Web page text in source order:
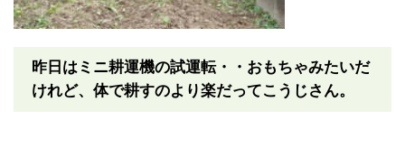
昨日はミニ耕運機の試運転・・おもちゃみたいだ
けれど、体で耕すのより楽だってこうじさん。